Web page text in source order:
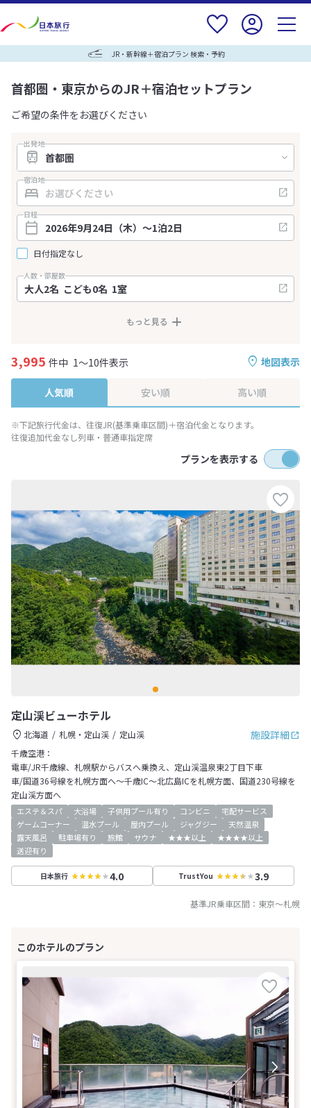
JR・新幹線＋宿泊プラン 検索・予約
首都圏・東京からのJR＋宿泊セットプラン
ご希望の条件をお選びください
出発地
宿泊地
日程
日付指定なし
人数・部屋数
もっと見る
地図表示
3,995 件中 1～10件表示
人気順 安い順 高い順
※下記旅行代金は、往復JR(基準乗車区間)＋宿泊代金となります。
往復追加代金なし列車・普通車指定席
プランを表示する
定山渓ビューホテル
施設詳細
北海道 札幌・定山渓
定山渓
千歳空港：
電車/JR千歳線、札幌駅からバスへ乗換え、定山渓温泉東2丁目下車
車/国道36号線を札幌方面へ～千歳IC～北広島ICを札幌方面、国道230号線を
定山渓方面へ
エステ＆スパ 大浴場 子供用プール有り コンビニ
宅配サービス
ゲームコーナー
温水プール 屋内プール ジャグジー
天然温泉
露天風呂
駐車場有り 旅館 サウナ ★★★以上
★★★★以上
送迎有り
日本旅行 4.0 TrustYou 3.9
基準JR乗車区間： 東京～札幌